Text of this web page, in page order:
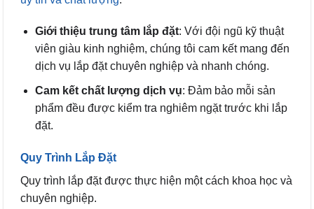
Giới thiệu trung tâm lắp đặt: Với đội ngũ kỹ thuật
viên giàu kinh nghiệm, chúng tôi cam kết mang đến
dịch vụ lắp đặt chuyên nghiệp và nhanh chóng.
Cam kết chất lượng dịch vụ: Đảm bảo mỗi sản
phẩm đều được kiểm tra nghiêm ngặt trước khi lắp
đặt.
Quy Trình Lắp Đặt
Quy trình lắp đặt được thực hiện một cách khoa học và
chuyên nghiệp.